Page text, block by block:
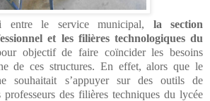
entre le service municipal, la section
et les filières technologiques du
objectif de faire coïncider les besoins
de ces structures. En effet, alors que le
souhaitait s’appuyer sur des outils de
des filières techniques du lycée